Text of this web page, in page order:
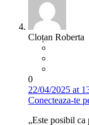
Cloțan Roberta
0
22/04/2025 at
Conecteaza-te
„Este posibil ca